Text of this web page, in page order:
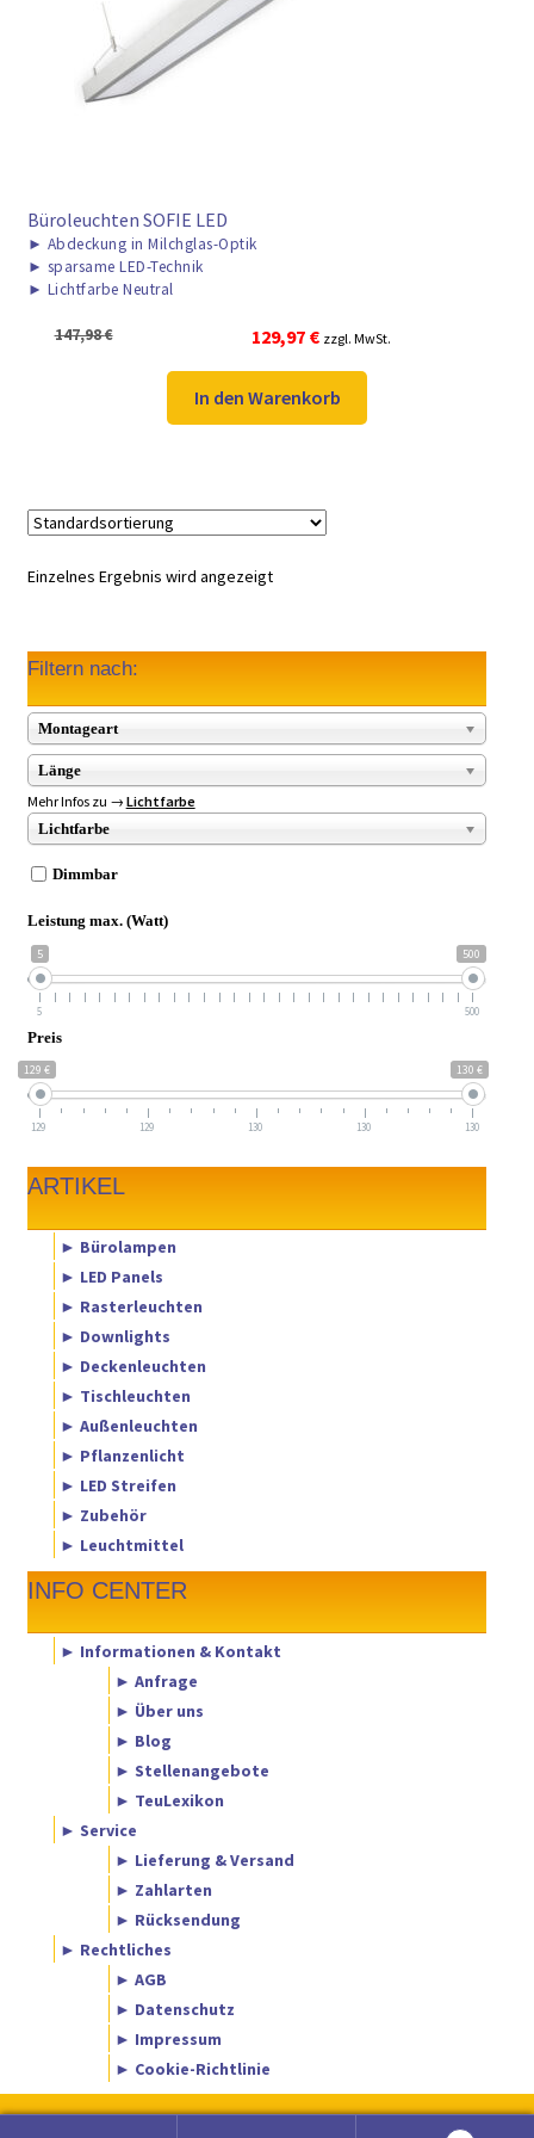
► ZAHLARTEN
► VERSANDARTEN
Büroleuchten SOFIE LED
► Abdeckung in Milchglas-Optik
► sparsame LED-Technik
► Lichtfarbe Neutral
147,98€
Ursprünglicher
Preis
war:
147,98 €
129,97 €Aktueller
Preis
ist:
129,97 €.
zzgl. MwSt.
In den Warenkorb
Einzelnes Ergebnis wird angezeigt
Filtern nach:
Montageart
Länge
Mehr Infos zu → Lichtfarbe
Lichtfarbe
Dimmbar
Leistung max. (Watt)
5 500
5 500
Preis
129 € 130 €
129 129 130 130 130
ARTIKEL
► Bürolampen
► LED Panels
► Rasterleuchten
► Downlights
► Deckenleuchten
► Tischleuchten
► Außenleuchten
► Pflanzenlicht
► LED Streifen
► Zubehör
► Leuchtmittel
INFO CENTER
► Informationen & Kontakt
► Anfrage
► Über uns
► Blog
► Stellenangebote
► TeuLexikon
► Service
► Lieferung & Versand
► Zahlarten
► Rücksendung
► Rechtliches
► AGB
► Datenschutz
► Impressum
► Cookie-Richtlinie